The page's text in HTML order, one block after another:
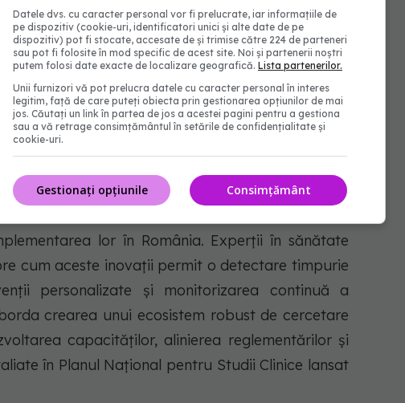
Gătej – Vicepreședinte, Institutul Aspen
Tehnologii în Sănătate
preventivă a devenit o piatră de temelie
îmbunătățirea sănătății populației și
explora modul în care tehnologiile de ultimă oră
purtabile, telemedicina și genomica –
lor în România. Experții în sănătate
cum aceste inovații permit o detectare timpurie
personalizate și monitorizarea continuă a
crearea unui ecosistem robust de cercetare
capacităților, alinierea reglementărilor și
în Planul Național pentru Studii Clinice lansat
Datele dvs. cu caracter personal vor fi prelucrate, iar informațiile de
pe dispozitiv (cookie-uri, identificatori unici și alte date de pe
dispozitiv) pot fi stocate, accesate de și trimise către 224 de parteneri
sau pot fi folosite în mod specific de acest site. Noi și partenerii noștri
putem folosi date exacte de localizare geografică. Lista partenerilor.
Unii furnizori vă pot prelucra datele cu caracter personal în interes
legitim, față de care puteți obiecta prin gestionarea opțiunilor de mai
jos. Căutați un link în partea de jos a acestei pagini pentru a gestiona
sau a vă retrage consimțământul în setările de confidențialitate și
cookie-uri.
Consimțământ
Gestionați opțiunile